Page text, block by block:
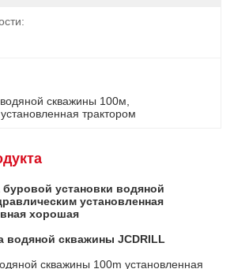
скважины 100м
трактором
буровой установки водяной
установленная
хорошая
водяной скважины JCDRILL
скважины 100m установленная